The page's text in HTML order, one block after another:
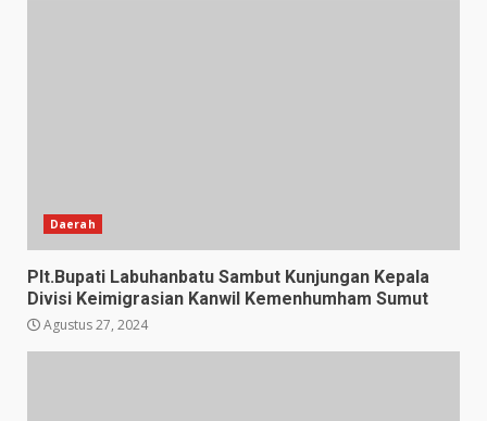
Daerah
Plt.Bupati Labuhanbatu Sambut Kunjungan Kepala
Divisi Keimigrasian Kanwil Kemenhumham Sumut
Agustus 27, 2024